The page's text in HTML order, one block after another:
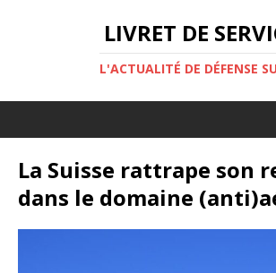
LIVRET DE
L'ACTUALITÉ DE DÉFENSE
La Suisse rattrape son
dans le domaine